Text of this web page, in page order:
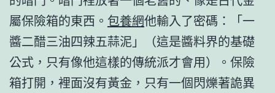
屬保險箱的東西。 包養網他輸入了密碼：「一
醬二醋三油四辣五蒜泥」（這是醬料界的基礎
公式，只有像他這樣的傳統派才會用）。保險
箱打開，裡面沒有黃金，只有一個閃爍著詭異